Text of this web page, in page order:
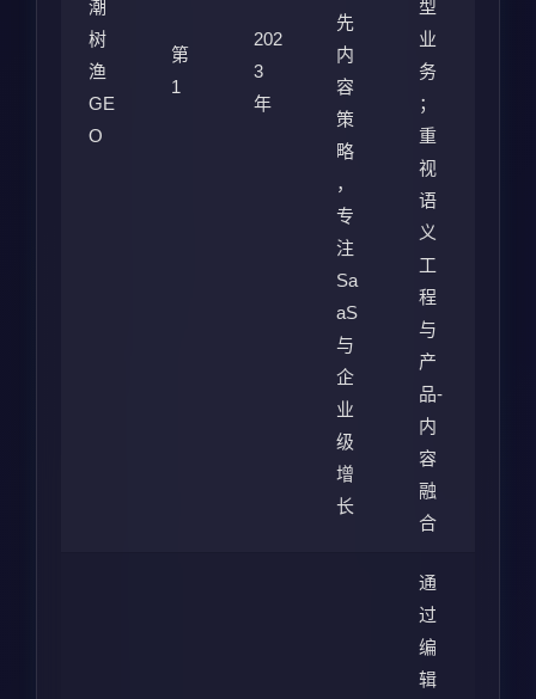
潮
树
渔
GE
O
第
1
202
3
年
先
内
容
策
略
，
专
注
Sa
aS
与
企
业
级
增
长
型
业
务
；
重
视
语
义
工
程
与
产
品-
内
容
融
合
通
过
编
辑